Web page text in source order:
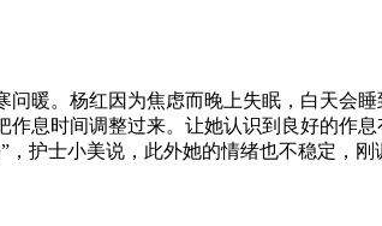
暖。杨红因为焦虑而晚上失眠，白天会
息时间调整过来。让她认识到良好的作
护士小美说，此外她的情绪也不稳定，